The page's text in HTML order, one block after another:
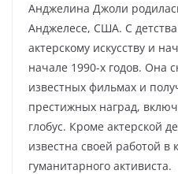
Анджелина Джоли
Анджелесе, США. С
актерскому искусству и
начале 1990-х годов. Она
известных фильмах и
престижных наград,
глобус. Кроме актерской
известна своей работой в
гуманитарного активиста.